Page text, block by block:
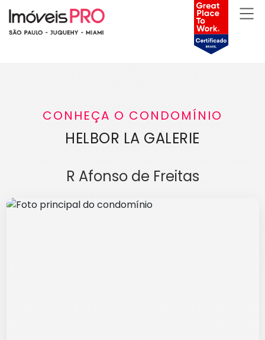
CONHEÇA O CONDOMÍNIO
HELBOR LA GALERIE
R Afonso de Freitas